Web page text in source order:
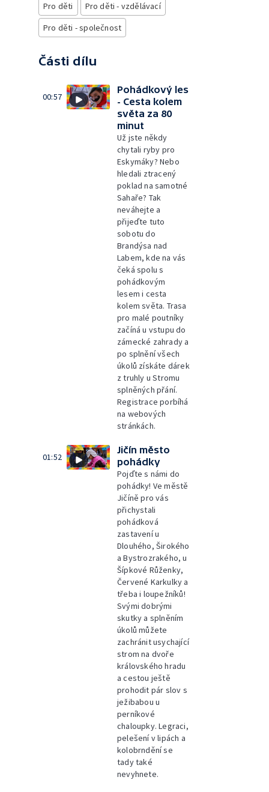
Pro děti
Pro děti - vzdělávací
Pro děti - společnost
Části dílu
00:57
Pohádkový les
- Cesta kolem
světa za 80
minut
Už jste někdy
chytali ryby pro
Eskymáky? Nebo
hledali ztracený
poklad na samotné
Sahaře? Tak
neváhejte a
přijeďte tuto
sobotu do
Brandýsa nad
Labem, kde na vás
čeká spolu s
pohádkovým
lesem i cesta
kolem světa. Trasa
pro malé poutníky
začíná u vstupu do
zámecké zahrady a
po splnění všech
úkolů získáte dárek
z truhly u Stromu
splněných přání.
Registrace porbíhá
na webových
stránkách.
01:52
Jičín město
pohádky
Pojďte s námi do
pohádky! Ve městě
Jičíně pro vás
přichystali
pohádková
zastavení u
Dlouhého, Širokého
a Bystrozrakého, u
Šípkové Růženky,
Červené Karkulky a
třeba i loupežníků!
Svými dobrými
skutky a splněním
úkolů můžete
zachránit usychající
strom na dvoře
královského hradu
a cestou ještě
prohodit pár slov s
ježibabou u
perníkové
chaloupky. Legraci,
pelešení v lipách a
kolobrndění se
tady také
nevyhnete.